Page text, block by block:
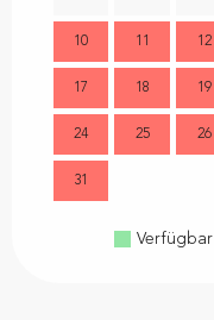
10 11 12
17 18 19
24 25 26
31
Verfügbar